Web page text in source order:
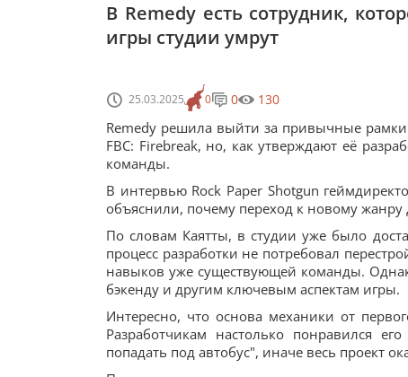
В Remedy есть сотрудник,
игры студии умрут
25.03.2025 0 0 130
Remedy решила выйти за привычные
FBC: Firebreak, но, как утверждают её
команды.
В интервью Rock Paper Shotgun
объяснили, почему переход к новому жанру
По словам Каятты, в студии уже было
процесс разработки не потребовал
навыков уже существующей команды.
бэкенду и другим ключевым аспектам игры.
Интересно, что основа механики от
Разработчикам настолько понравился
попадать под автобус", иначе весь проект